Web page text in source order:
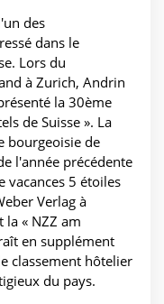
des
dans le
Lors du
à Zurich, Andrin
la 30ème
de Suisse ». La
bourgeoisie de
l'année précédente
vacances 5 étoiles
Verlag à
la « NZZ am
en supplément
classement hôtelier
du pays.